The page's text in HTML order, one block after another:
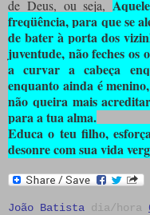
de Deus, ou seja,
freqüência, para que se
de bater à porta dos
juventude, não feches os
a curvar a cabeça
enquanto ainda é
não queira mais
para a tua alma.
Educa o teu filho,
desonre com sua vida
João Batista dia/hora